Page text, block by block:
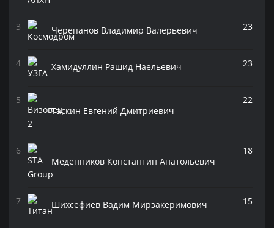
Черепанов Владимир Валерьевич 23
Хамидуллин Рашид Наельевич 23
Таскин Евгений Дмитриевич
22
Меденников Константин Анатольевич
18
Шихсефиев Вадим Мирзакеримович 15